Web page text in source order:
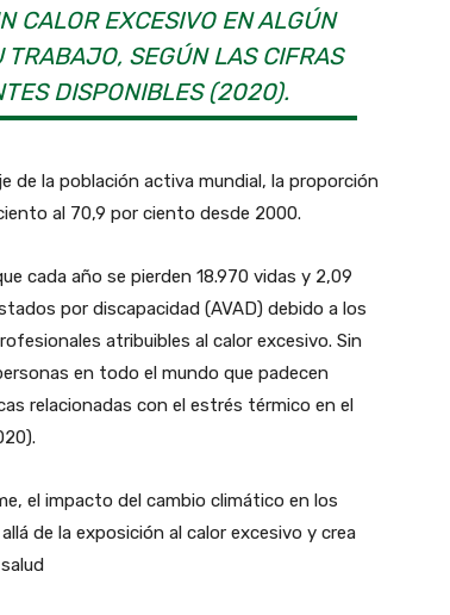
CALOR EXCESIVO EN ALGÚN
TRABAJO, SEGÚN LAS CIFRAS
DISPONIBLES (2020).
de la población activa mundial, la proporción
al 70,9 por ciento desde 2000.
cada año se pierden 18.970 vidas y 2,09
por discapacidad (AVAD) debido a los
atribuibles al calor excesivo. Sin
en todo el mundo que padecen
relacionadas con el estrés térmico en el
el impacto del cambio climático en los
de la exposición al calor excesivo y crea